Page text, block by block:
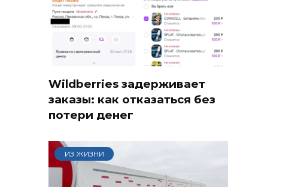
Wildberries задерживает
заказы: как отказаться без
потери денег
ИЗ ЖИЗНИ